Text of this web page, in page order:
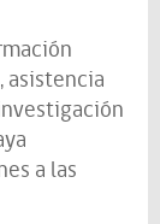
asistencia
a las